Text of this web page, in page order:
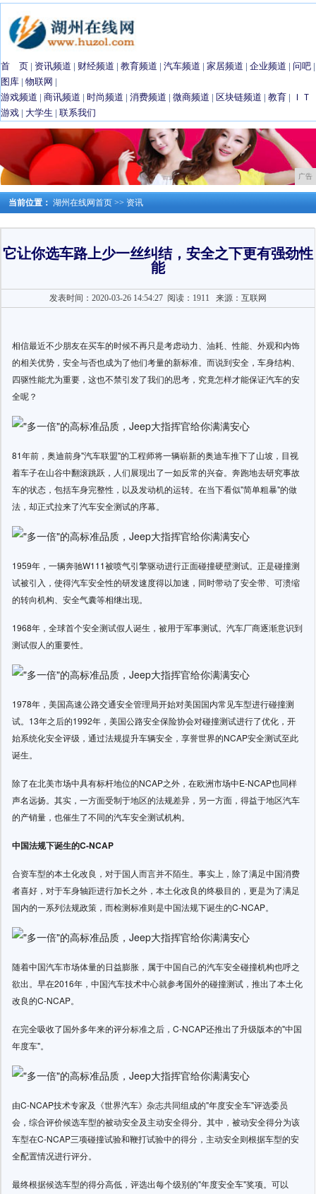
首 页 | 资讯频道 | 财经频道 | 教育频道 | 汽车频道 | 家居频道 | 企业频道 | 问吧 |
图库 | 物联网 |
游戏频道 | 商讯频道 | 时尚频道 | 消费频道 | 微商频道 | 区块链频道 | 教育 |
ＩＴ
游戏 | 大学生 | 联系我们
广告
当前位置： 湖州在线网首页 >> 资讯
它让你选车路上少一丝纠结，安全之下更有强劲性
能
发表时间：2020-03-26 14:54:27 阅读：1911 来源：互联网
相信最近不少朋友在买车的时候不再只是考虑动力、油耗、性能、外观和内饰
的相关优势，安全与否也成为了他们考量的新标准。而说到安全，车身结构、
四驱性能尤为重要，这也不禁引发了我们的思考，究竟怎样才能保证汽车的安
全呢？
81年前，奥迪前身"汽车联盟"的工程师将一辆崭新的奥迪车推下了山坡，目视
着车子在山谷中翻滚跳跃，人们展现出了一如反常的兴奋。奔跑地去研究事故
车的状态，包括车身完整性，以及发动机的运转。在当下看似"简单粗暴"的做
法，却正式拉来了汽车安全测试的序幕。
1959年，一辆奔驰W111被喷气引擎驱动进行正面碰撞硬壁测试。正是碰撞测
试被引入，使得汽车安全性的研发速度得以加速，同时带动了安全带、可溃缩
的转向机构、安全气囊等相继出现。
1968年，全球首个安全测试假人诞生，被用于军事测试。汽车厂商逐渐意识到
测试假人的重要性。
1978年，美国高速公路交通安全管理局开始对美国国内常见车型进行碰撞测
试。13年之后的1992年，美国公路安全保险协会对碰撞测试进行了优化，开
始系统化安全评级，通过法规提升车辆安全，享誉世界的NCAP安全测试至此
诞生。
除了在北美市场中具有标杆地位的NCAP之外，在欧洲市场中E-NCAP也同样
声名远扬。其实，一方面受制于地区的法规差异，另一方面，得益于地区汽车
的产销量，也催生了不同的汽车安全测试机构。
中国法规下诞生的C-NCAP
合资车型的本土化改良，对于国人而言并不陌生。事实上，除了满足中国消费
者喜好，对于车身轴距进行加长之外，本土化改良的终极目的，更是为了满足
国内的一系列法规政策，而检测标准则是中国法规下诞生的C-NCAP。
随着中国汽车市场体量的日益膨胀，属于中国自己的汽车安全碰撞机构也呼之
欲出。早在2016年，中国汽车技术中心就参考国外的碰撞测试，推出了本土化
改良的C-NCAP。
在完全吸收了国外多年来的评分标准之后，C-NCAP还推出了升级版本的"中国
年度车"。
由C-NCAP技术专家及《世界汽车》杂志共同组成的"年度安全车"评选委员
会，综合评价候选车型的被动安全及主动安全得分。其中，被动安全得分为该
车型在C-NCAP三项碰撞试验和鞭打试验中的得分，主动安全则根据车型的安
全配置情况进行评分。
最终根据候选车型的得分高低，评选出每个级别的"年度安全车"奖项。可以